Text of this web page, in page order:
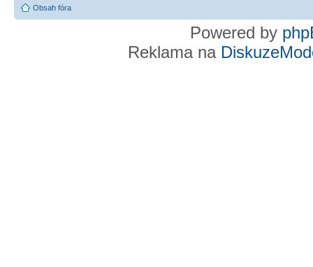
Obsah fóra
Powered by
Reklama na